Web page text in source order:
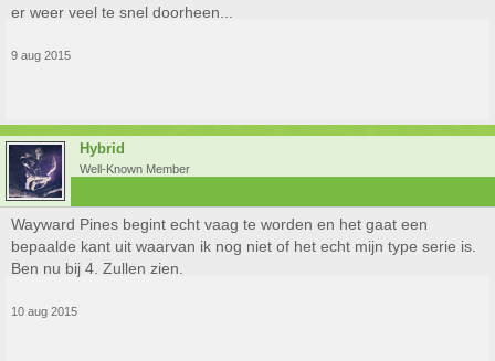
er weer veel te snel doorheen...
9 aug 2015
Hybrid
Well-Known Member
Wayward Pines begint echt vaag te worden en het gaat een
bepaalde kant uit waarvan ik nog niet of het echt mijn type serie is.
Ben nu bij 4. Zullen zien.
10 aug 2015